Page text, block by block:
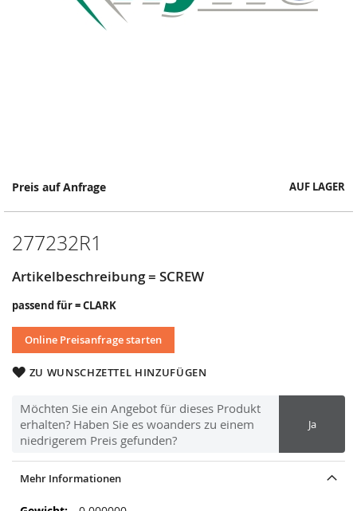
Preis auf Anfrage AUF LAGER
277232R1
Artikelbeschreibung = SCREW
passend für = CLARK
Online Preisanfrage starten
ZU WUNSCHZETTEL HINZUFÜGEN
Möchten Sie ein Angebot für dieses Produkt
erhalten? Haben Sie es woanders zu einem
niedrigerem Preis gefunden?
Ja
Springe
Anfang
Bildergalerie
Mehr Informationen